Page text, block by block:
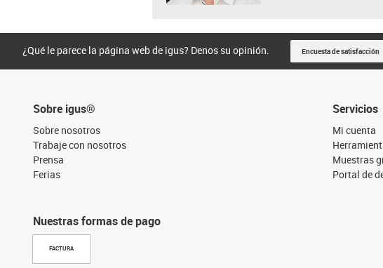
¿Qué le parece la página web de igus? Denos su opinión. Encuesta de satisfacción
Sobre igus®
Sobre nosotros
Trabaje con nosotros
Prensa
Ferias
Nuestras formas de pago
FACTURA
Servicios
Mi cuenta
Muestras
Portal de